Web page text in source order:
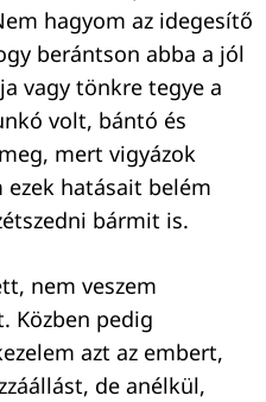
hagyom az idegesítő
berántson abba a jól
vagy tönkre tegye a
volt, bántó és
mert vigyázok
hatásait belém
bármit is.
nem veszem
Közben pedig
azt az embert,
de anélkül,